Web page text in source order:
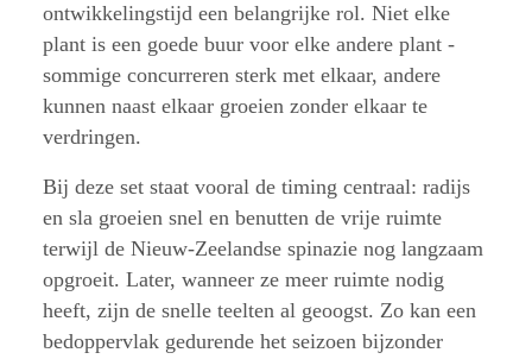
ontwikkelingstijd een belangrijke rol. Niet elke
plant is een goede buur voor elke andere plant -
sommige concurreren sterk met elkaar, andere
kunnen naast elkaar groeien zonder elkaar te
verdringen.
Bij deze set staat vooral de timing centraal: radijs
en sla groeien snel en benutten de vrije ruimte
terwijl de Nieuw-Zeelandse spinazie nog langzaam
opgroeit. Later, wanneer ze meer ruimte nodig
heeft, zijn de snelle teelten al geoogst. Zo kan een
bedoppervlak gedurende het seizoen bijzonder